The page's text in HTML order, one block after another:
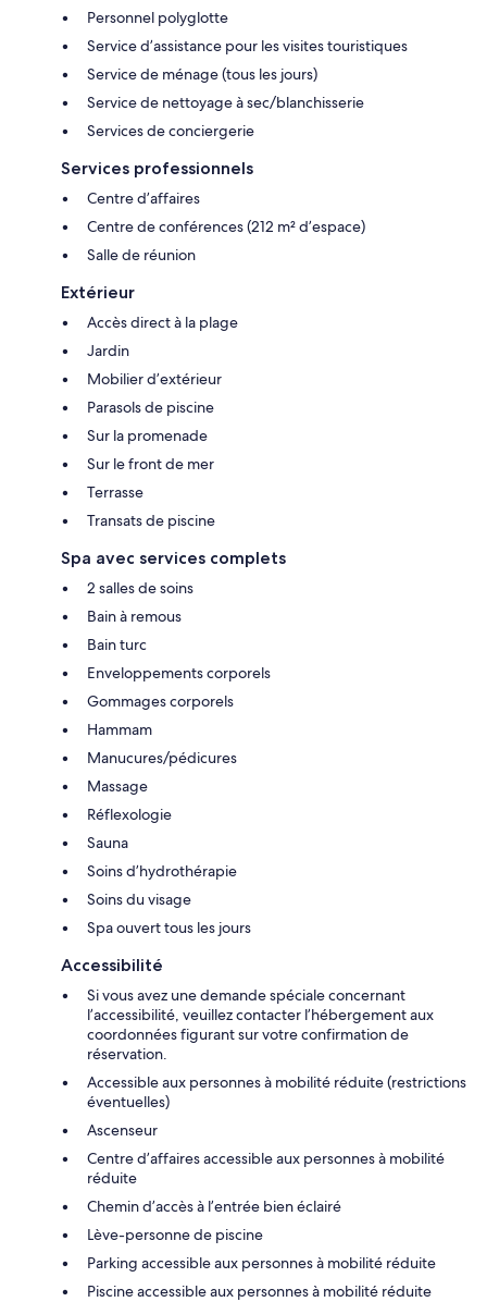
Personnel polyglotte
Service d’assistance pour les visites touristiques
Service de ménage (tous les jours)
Service de nettoyage à sec/blanchisserie
Services de conciergerie
Services professionnels
Centre d’affaires
Centre de conférences (212 m² d’espace)
Salle de réunion
Extérieur
Accès direct à la plage
Jardin
Mobilier d’extérieur
Parasols de piscine
Sur la promenade
Sur le front de mer
Terrasse
Transats de piscine
Spa avec services complets
2 salles de soins
Bain à remous
Bain turc
Enveloppements corporels
Gommages corporels
Hammam
Manucures/pédicures
Massage
Réflexologie
Sauna
Soins d’hydrothérapie
Soins du visage
Spa ouvert tous les jours
Accessibilité
Si vous avez une demande spéciale concernant
l’accessibilité, veuillez contacter l’hébergement aux
coordonnées figurant sur votre confirmation de
réservation.
Accessible aux personnes à mobilité réduite (restrictions
éventuelles)
Ascenseur
Centre d’affaires accessible aux personnes à mobilité
réduite
Chemin d’accès à l’entrée bien éclairé
Lève-personne de piscine
Parking accessible aux personnes à mobilité réduite
Piscine accessible aux personnes à mobilité réduite